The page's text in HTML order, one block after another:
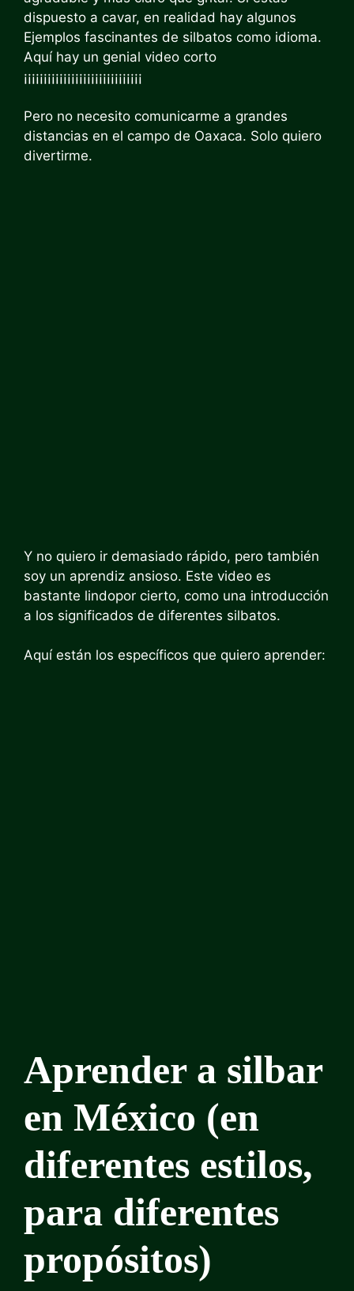
dispuesto a cavar, en realidad hay algunos
Ejemplos fascinantes de silbatos como idioma.
Aquí hay un genial video corto
¡¡¡¡¡¡¡¡¡¡¡¡¡¡¡¡¡¡¡¡¡¡¡¡¡¡¡¡¡¡
Pero no necesito comunicarme a grandes
distancias en el campo de Oaxaca. Solo quiero
divertirme.
Y no quiero ir demasiado rápido, pero también
soy un aprendiz ansioso. Este video es
bastante lindopor cierto, como una introducción
a los significados de diferentes silbatos.
Aquí están los específicos que quiero aprender:
Aprender a silbar
en México (en
diferentes estilos,
para diferentes
propósitos)